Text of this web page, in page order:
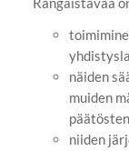
näiden
muiden
niiden